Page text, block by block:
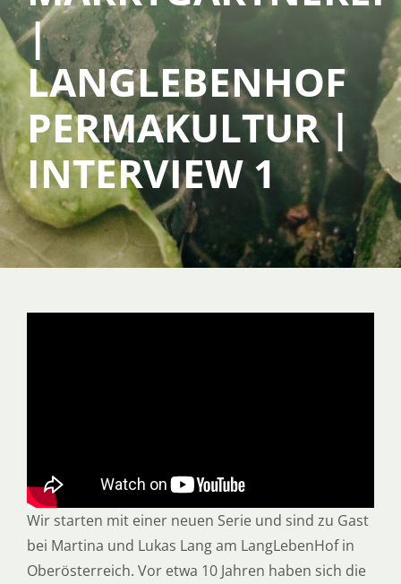
SERVICE
ÜBER UNS
|
LANGLEBENHOF
PERMAKULTUR |
INTERVIEW 1
Wir starten mit einer neuen Serie und sind zu Gast
bei Martina und Lukas Lang am LangLebenHof in
Oberösterreich. Vor etwa 10 Jahren haben sich die